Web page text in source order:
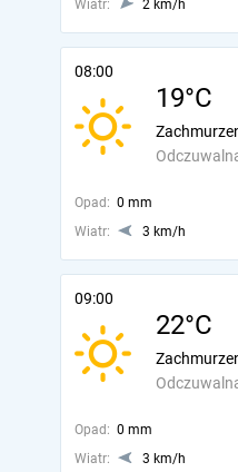
Wiatr: 2 km/h
08:00
19°C
Opad: 0 mm
Wiatr:
3 km/h
09:00
22°C
Opad: 0 mm
Wiatr:
3 km/h